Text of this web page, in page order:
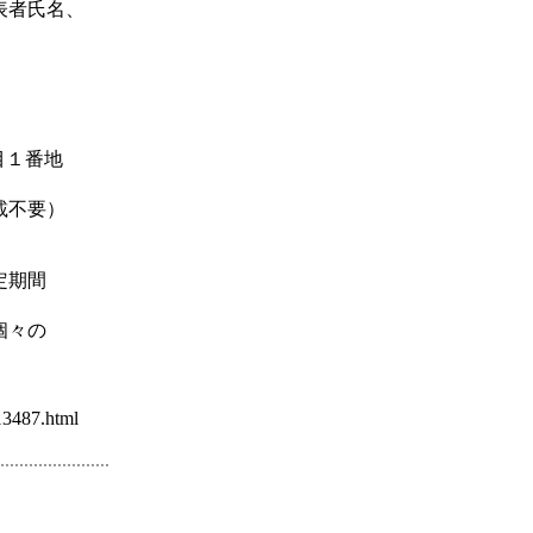
氏名、
番地
）
期間
々の